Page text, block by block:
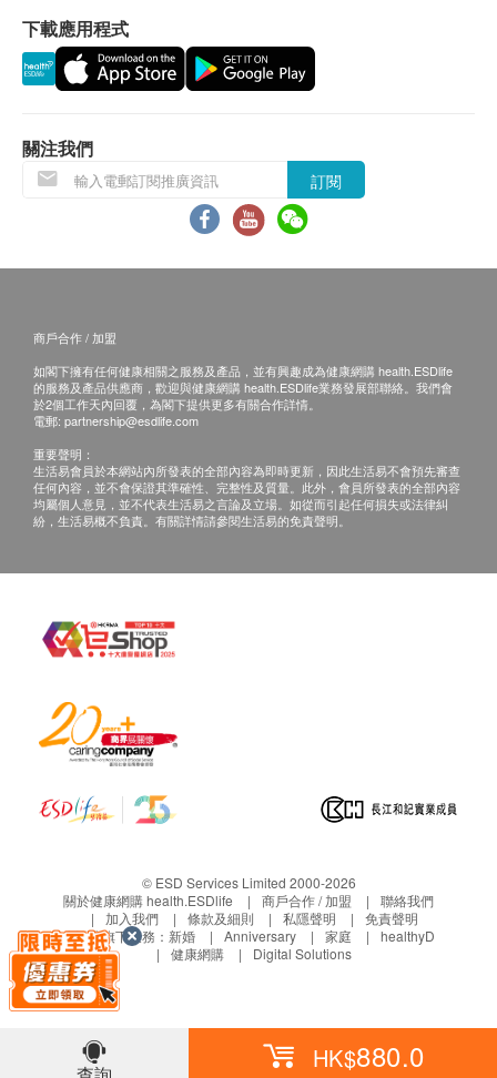
透過空氣中的飛沬或接觸患者的呼吸道分泌物而感
染。
病徵包括疲倦、發燒、咳嗽、眼結膜炎和口腔內出現
白點。三至七天後，面部出現紅斑，逐漸蔓延全身。
麻疹可引起的併發症包括中耳炎、肺炎、支氣管炎及
腦炎等，嚴重的可以致命。
生腦膜炎或聽覺受損。若在青春期受到感染，可引致
睪丸炎或卵巢炎等併發症，可能影響生育能力。
德國麻疹
一般病徵溫和，包括發燒、頭痛、紅疹、耳後和頸部
的淋巴腺腫脹。有時可能毫無症狀，染上了也不自
覺。併發症包括關節炎、血小板減少和腦炎等。
在懷孕首三個月感染德國麻疹，所誕下的嬰兒可能會
缺陷及智力遲鈍等。
跟進檢查報告，工作天不包括星期六、日及公眾假
期。輪侯報告講解時間會因應不同情況(如個別化驗專
案所需時間或客人指明特定時段)而有所延長。健康檢
所有健康檢查/服務並非作為醫務診斷或治療用
health.ESDlife】並沒有經營或提供本服務/產品。
有關此服務/產品的錯漏或延誤，或因使用此服務/
產品而引致的損失、損害、受傷或法律訴訟，健康
網購health.ESDlife概不負責。一切有關的索償或
查詢，須向提供服務之體檢中心或商戶提出。
HK$880.0
下載應用程式
關注我們
訂閱
商戶合作 / 加盟
如閣下擁有任何健康相關之服務及產品，並有興趣成為健康網購 health.ESDlife
的服務及產品供應商，歡迎與健康網購 health.ESDlife業務發展部聯絡。我們會
於2個工作天內回覆，為閣下提供更多有關合作詳情。
電郵: partnership@esdlife.com
重要聲明：
生活易會員於本網站內所發表的全部內容為即時更新，因此生活易不會預先審查
任何內容，並不會保證其準確性、完整性及質量。此外，會員所發表的全部內容
均屬個人意見，並不代表生活易之言論及立場。如從而引起任何損失或法律糾
紛，生活易概不負責。有關詳情請參閱生活易的免責聲明。
© ESD Services Limited 2000-2026
關於健康網購 health.ESDlife
商戶合作 / 加盟
聯絡我們
加入我們
條款及細則 私隱聲明
免責聲明
生活易旗下業務： 新婚 Anniversary 家庭
healthyD
健康網購
Digital Solutions